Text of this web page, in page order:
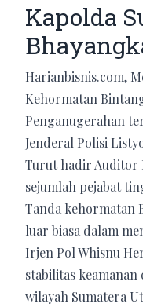
Kapolda
Harianbisnis.com,
Kehormatan
Penganugerahan
Jenderal Polisi
Turut hadir Auditor
sejumlah pejabat
Tanda kehormatan
luar biasa dalam
Irjen Pol Whisnu
stabilitas
wilayah Sumatera